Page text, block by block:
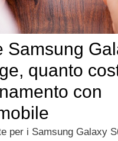
Samsung
quanto
con
per i Samsung Galaxy